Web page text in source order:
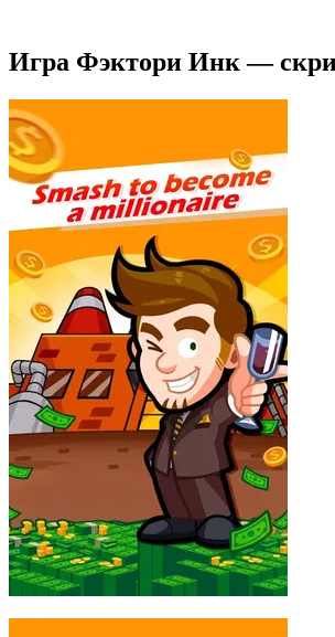
Игра Фэктори Инк —